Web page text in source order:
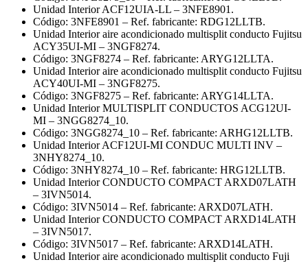
Unidad Interior ACF12UIA-LL – 3NFE8901.
Código: 3NFE8901 – Ref. fabricante: RDG12LLTB.
Unidad Interior aire acondicionado multisplit conducto Fujitsu
ACY35UI-MI – 3NGF8274.
Código: 3NGF8274 – Ref. fabricante: ARYG12LLTA.
Unidad Interior aire acondicionado multisplit conducto Fujitsu
ACY40UI-MI – 3NGF8275.
Código: 3NGF8275 – Ref. fabricante: ARYG14LLTA.
Unidad Interior MULTISPLIT CONDUCTOS ACG12UI-
MI – 3NGG8274_10.
Código: 3NGG8274_10 – Ref. fabricante: ARHG12LLTB.
Unidad Interior ACF12UI-MI CONDUC MULTI INV –
3NHY8274_10.
Código: 3NHY8274_10 – Ref. fabricante: HRG12LLTB.
Unidad Interior CONDUCTO COMPACT ARXD07LATH
– 3IVN5014.
Código: 3IVN5014 – Ref. fabricante: ARXD07LATH.
Unidad Interior CONDUCTO COMPACT ARXD14LATH
– 3IVN5017.
Código: 3IVN5017 – Ref. fabricante: ARXD14LATH.
Unidad Interior aire acondicionado multisplit conducto Fuji